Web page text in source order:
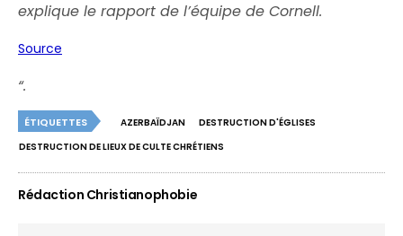
explique le rapport de l’équipe de Cornell.
Source
“.
ÉTIQUETTES AZERBAÏDJAN
DESTRUCTION D'ÉGLISES
DESTRUCTION DE LIEUX DE CULTE CHRÉTIENS
Rédaction Christianophobie